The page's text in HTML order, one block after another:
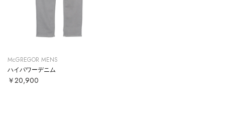
McGREGOR MENS
ハイパワーデニム
￥20,900